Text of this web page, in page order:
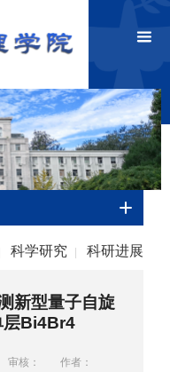
科学研究 科研进展
新型量子自旋
Bi4Br4
审核：
作者：